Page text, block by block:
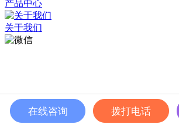
产品中心
关于我们
在线咨询 拨打电话